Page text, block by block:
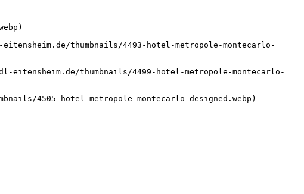
thumbnails/4493-hotel-metropole-montecarlo-
thumbnails/4499-hotel-metropole-montecarlo-
4505-hotel-metropole-montecarlo-designed.webp)